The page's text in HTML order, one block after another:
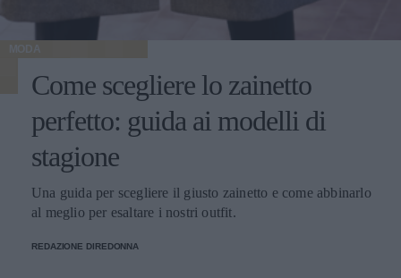
MODA
Come scegliere lo zainetto
perfetto: guida ai modelli di
stagione
Una guida per scegliere il giusto zainetto e come abbinarlo
al meglio per esaltare i nostri outfit.
REDAZIONE DIREDONNA